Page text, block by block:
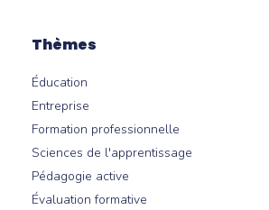
Thèmes
Éducation
Entreprise
Formation professionnelle
Sciences de l'apprentissage
Pédagogie active
Évaluation formative